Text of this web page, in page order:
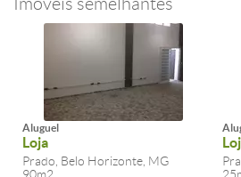
Aluguel
Loja
Prado, Belo Horizonte, MG